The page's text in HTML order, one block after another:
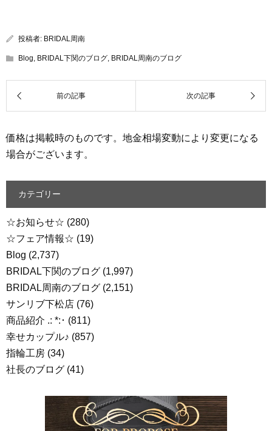
投稿者: BRIDAL周南
Blog, BRIDAL下関のブログ, BRIDAL周南のブログ
価格は掲載時のものです。地金相場変動により変更になる
場合がございます。
カテゴリー
☆お知らせ☆ (280)
☆フェア情報☆ (19)
Blog (2,737)
BRIDAL下関のブログ (1,997)
BRIDAL周南のブログ (2,151)
サンリブ下松店 (76)
商品紹介 .: *:･ (811)
幸せカップル♪ (857)
指輪工房 (34)
社長のブログ (41)